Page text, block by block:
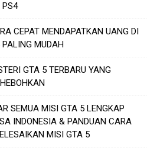
PS4
CEPAT MENDAPATKAN UANG DI
MUDAH
GTA 5 TERBARU YANG
SEMUA MISI GTA 5 LENGKAP
INDONESIA & PANDUAN CARA
MISI GTA 5